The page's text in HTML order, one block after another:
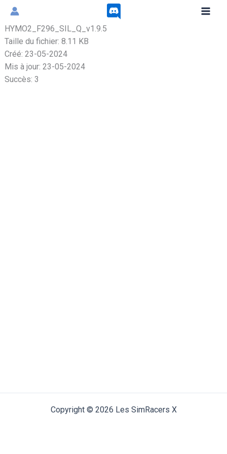
Aller
contenu
HYMO2_F296_SIL_Q_v1.9.5
Taille du fichier: 8.11 KB
Créé: 23-05-2024
Mis à jour: 23-05-2024
Succès: 3
Copyright © 2026 Les SimRacers X